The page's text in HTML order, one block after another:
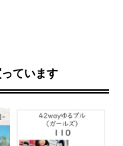
ています